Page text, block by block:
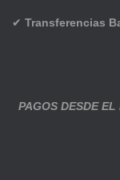
✔ Transferencias
PAGOS DESDE